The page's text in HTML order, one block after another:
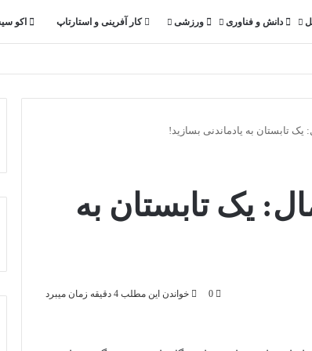
دانش و فناوری ورزشی کار آفرینی و استارتاپ اکو
تابستان به یاد‌ماندنی بسازید!
یک تابستان به
0 خواندن این مطلب 4 دقیقه زمان میبرد